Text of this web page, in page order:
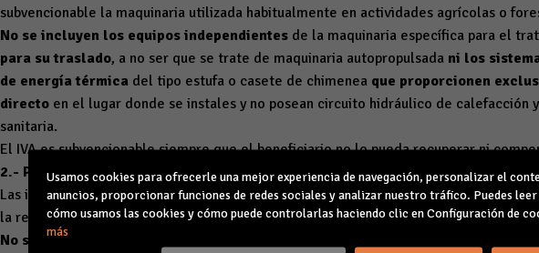
subvencionable la maquinaria utilizada habitualmente en actividades agrícolas o
No se incluyen los equipos independientes de la maquinaria específica para el
para su traslado, a no ser que se trate de maquinaria autopropulsada ni los
de energía térmica del tipo estufa o casete de chimenea que proporcionen
directo en el lugar donde se instales y no posean circuito hidráulico de calefacción
sanitaria.
El IVA es subvencionable siempre que el beneficiario no lo pueda recuperar ni
2.- Periodo y modo de adquisición:
Las inversiones tendrán que ejecutar y pagarentre el día 1 de diciembre de 2014
la resolución de otorgamiento, queno podrá ser superior al 30 de noviembre de
No son subvencionables
la adquisición de las instalaciones o equipos mediante
Usamos cookies para ofrecerle una mejor experiencia de navegación, personalizar el
anuncios, proporcionar funciones de redes sociales y analizar nuestro tráfico. Puedes leer
cómo usamos las cookies y cómo puede controlarlas haciendo clic en Configuración de
más